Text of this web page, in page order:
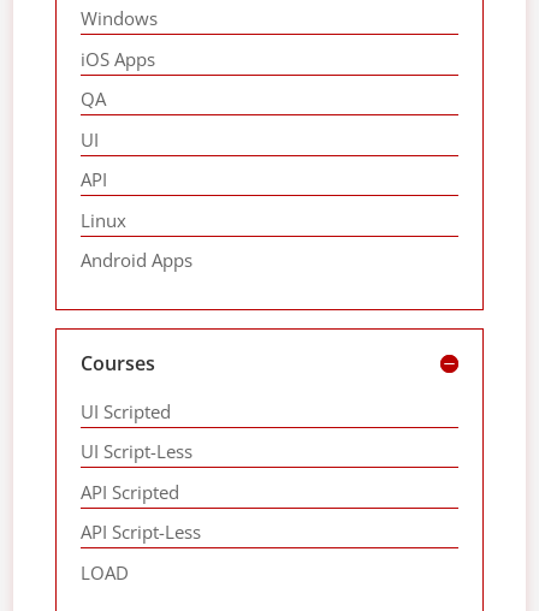
Windows
iOS Apps
QA
UI
API
Linux
Android Apps
Courses
UI Scripted
UI Script-Less
API Scripted
API Script-Less
LOAD